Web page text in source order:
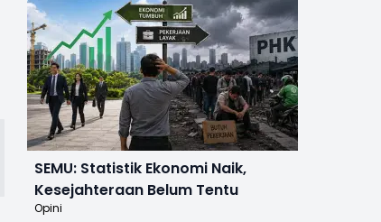
SEMU: Statistik Ekonomi Naik,
Kesejahteraan Belum Tentu
Opini